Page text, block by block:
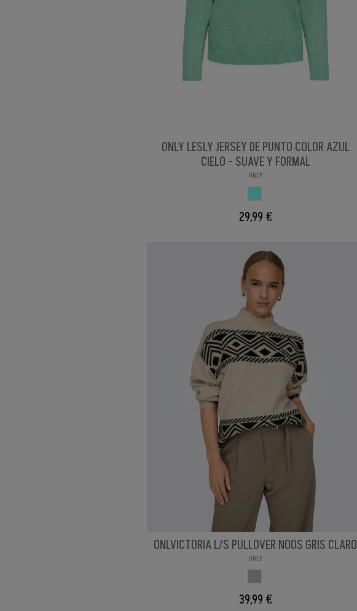
ONLY LESLY JERSEY DE PUNTO COLOR AZUL
CIELO - SUAVE Y FORMAL
ONLY
29,99 €
ONLVICTORIA L/S PULLOVER NOOS GRIS CLARO
ONLY
39,99 €